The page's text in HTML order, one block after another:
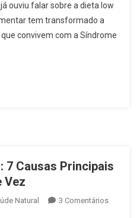
Guia
Para
ouviu falar sobre a dieta low
tem transformado a
convivem com a Síndrome
7 Causas Principais
Vez
Natural 3 ComentáriosEm